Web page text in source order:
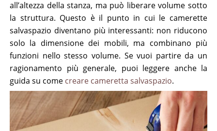
all’altezza della stanza, ma può liberare volume sotto
la struttura. Questo è il punto in cui le camerette
salvaspazio diventano più interessanti: non riducono
solo la dimensione dei mobili, ma combinano più
funzioni nello stesso volume. Se vuoi partire da un
ragionamento più generale, puoi leggere anche la
guida su come creare cameretta salvaspazio.